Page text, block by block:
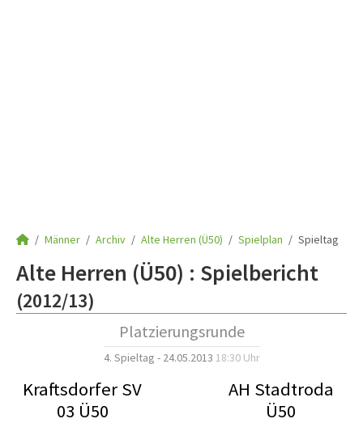
Männer Archiv Alte Herren (Ü50) Spielplan Spieltag
Alte Herren (Ü50) : Spielbericht
(2012/13)
Platzierungsrunde
4. Spieltag - 24.05.2013 18:30 Uhr
Kraftsdorfer SV
03 Ü50
AH Stadtroda
Ü50